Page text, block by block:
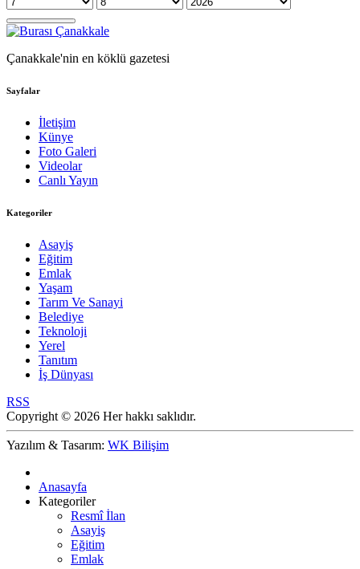
Çanakkale'nin en köklü gazetesi
Sayfalar
İletişim
Künye
Foto Galeri
Videolar
Canlı Yayın
Kategoriler
Asayiş
Eğitim
Emlak
Yaşam
Tarım Ve Sanayi
Belediye
Teknoloji
Yerel
Tanıtım
İş Dünyası
RSS
Copyright © 2026 Her hakkı saklıdır.
Yazılım & Tasarım: WK Bilişim
Anasayfa
Kategoriler
Resmî İlan
Asayiş
Eğitim
Emlak